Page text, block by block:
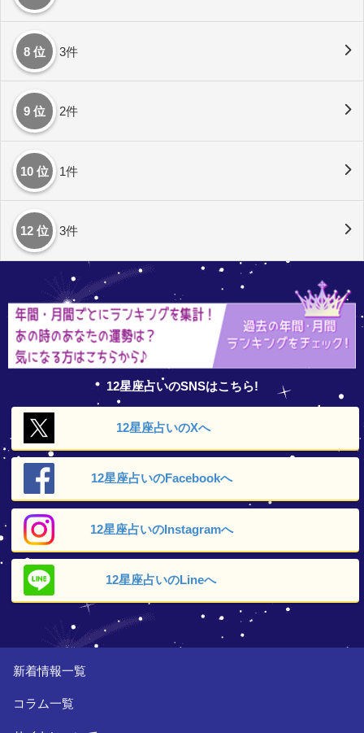
8 位 3件
9 位 2件
10 位 1件
12 位 3件
12星座占いのSNSはこちら!
12星座占いのXへ
12星座占いのFacebookへ
12星座占いのInstagramへ
12星座占いのLineへ
新着情報一覧
コラム一覧